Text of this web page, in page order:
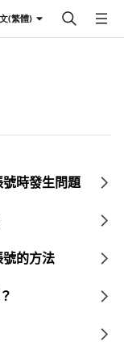
(繁體)
時發生問題
的方法